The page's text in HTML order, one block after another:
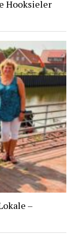
Hooksieler
–